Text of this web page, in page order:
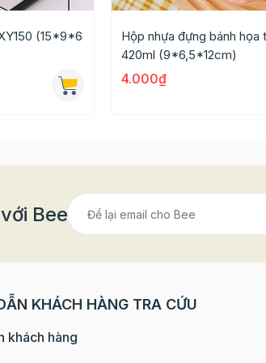
(15*9*6
Hộp nhựa đựng bánh họa
420ml (9*6,5*12cm)
4.000₫
Bee
KHÁCH HÀNG TRA CỨU
khách hàng